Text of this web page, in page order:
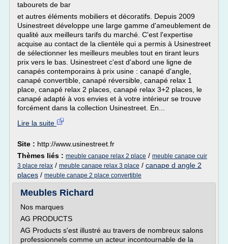
tabourets de bar
et autres éléments mobiliers et décoratifs. Depuis 2009
Usinestreet développe une large gamme d'ameublement de
qualité aux meilleurs tarifs du marché. C'est l'expertise
acquise au contact de la clientèle qui a permis à Usinestreet
de sélectionner les meilleurs meubles tout en tirant leurs
prix vers le bas. Usinestreet c'est d'abord une ligne de
canapés contemporains à prix usine : canapé d'angle,
canapé convertible, canapé réversible, canapé relax 1
place, canapé relax 2 places, canapé relax 3+2 places, le
canapé adapté à vos envies et à votre intérieur se trouve
forcément dans la collection Usinestreet. En...
Lire la suite
Site : http://www.usinestreet.fr
Thèmes liés : meuble canape relax 2 place / meuble canape cuir
3 place relax / meuble canape relax 3 place / canape d angle 2
places / meuble canape 2 place convertible
Meubles Richard
Nos marques
AG PRODUCTS
AG Products s'est illustré au travers de nombreux salons
professionnels comme un acteur incontournable de la